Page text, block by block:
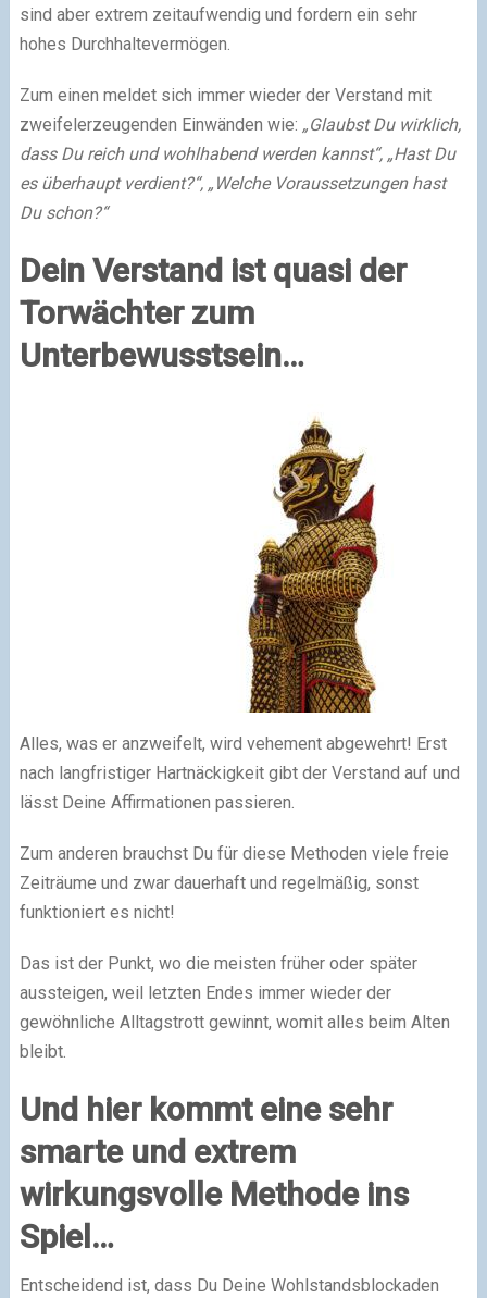
sind aber extrem zeitaufwendig und fordern ein sehr
hohes Durchhaltevermögen.
Zum einen meldet sich immer wieder der Verstand mit
zweifelerzeugenden Einwänden wie: „Glaubst Du wirklich,
dass Du reich und wohlhabend werden kannst“, „Hast Du
es überhaupt verdient?“, „Welche Voraussetzungen hast
Du schon?“
Dein Verstand ist quasi der
Torwächter zum
Unterbewusstsein…
Alles, was er anzweifelt, wird vehement abgewehrt! Erst
nach langfristiger Hartnäckigkeit gibt der Verstand auf und
lässt Deine Affirmationen passieren.
Zum anderen brauchst Du für diese Methoden viele freie
Zeiträume und zwar dauerhaft und regelmäßig, sonst
funktioniert es nicht!
Das ist der Punkt, wo die meisten früher oder später
aussteigen, weil letzten Endes immer wieder der
gewöhnliche Alltagstrott gewinnt, womit alles beim Alten
bleibt.
Und hier kommt eine sehr
smarte und extrem
wirkungsvolle Methode ins
Spiel…
Entscheidend ist, dass Du Deine Wohlstandsblockaden